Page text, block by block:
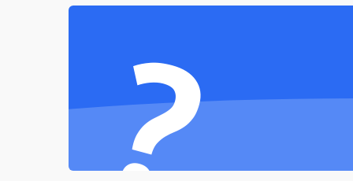
?